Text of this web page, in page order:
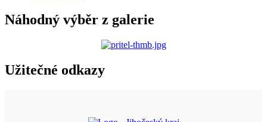
Náhodný výběr z galerie
Užitečné odkazy